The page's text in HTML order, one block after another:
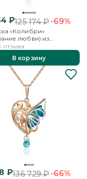
₽125 174₽-69%
«Колибри»
любви) из
золота с
и эмалью
отзыва
В корзину
₽136 729₽-66%